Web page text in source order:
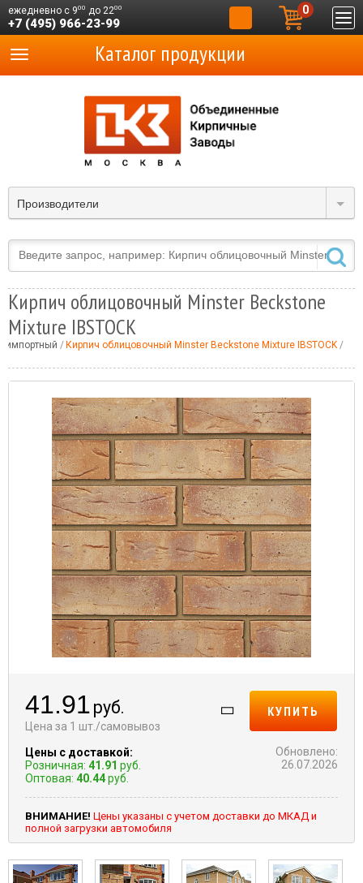
ежедневно с 900 до 2200
+7 (495) 966-23-99
0
Производители
Каталог продукции
Кирпич облицовочный Minster Beckstone
Mixture IBSTOCK
импортный Кирпич облицовочный Minster Beckstone Mixture IBSTOCK
41.91 руб.
Цена за 1 шт./самовывоз
Цены с доставкой:
Розничная: 41.91 руб.
Оптовая: 40.44руб.
КУПИТЬ
Обновлено:
26.07.2026
ВНИМАНИЕ! Цены указаны с учетом доставки до МКАД и
полной загрузки автомобиля